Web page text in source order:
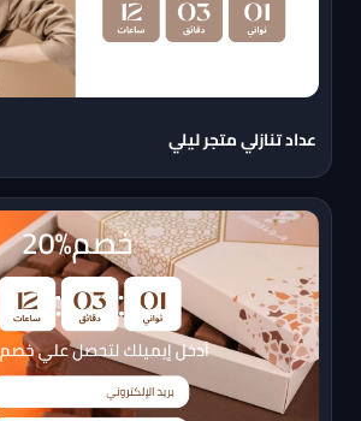
عداد تنازلي متجر ليلي